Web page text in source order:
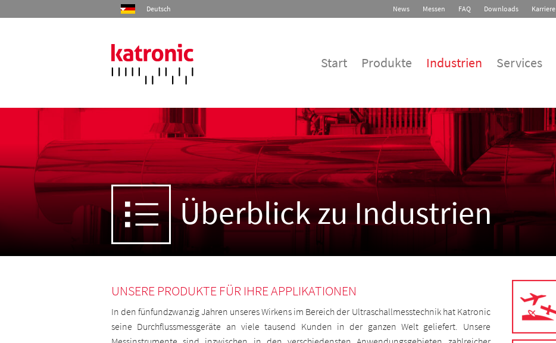
Deutsch News Messen FAQ Downloads Karriere
Start Produkte Industrien Services
Industrien
Kontakt
Überblick zu Industrien
UNSERE PRODUKTE FÜR IHRE APPLIKATIONEN
In den fünfundzwanzig Jahren unseres Wirkens im Bereich der Ultraschallmesstechnik hat Katronic
seine Durchflussmessgeräte an viele tausend Kunden in der ganzen Welt geliefert. Unsere